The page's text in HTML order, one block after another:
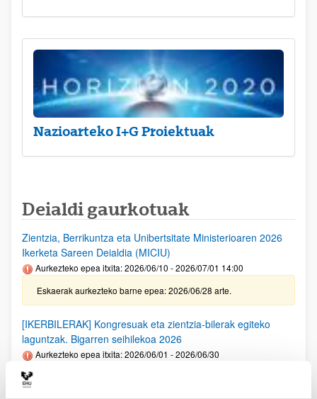
Nazioarteko I+G Proiektuak
Deialdi gaurkotuak
Zientzia, Berrikuntza eta Unibertsitate Ministerioaren 2026
Ikerketa Sareen Deialdia (MICIU)
Aurkezteko epea itxita: 2026/06/10 - 2026/07/01 14:00
Eskaerak aurkezteko barne epea: 2026/06/28 arte.
[IKERBILERAK] Kongresuak eta zientzia-bilerak egiteko
laguntzak. Bigarren seihilekoa 2026
Aurkezteko epea itxita: 2026/06/01 - 2026/06/30